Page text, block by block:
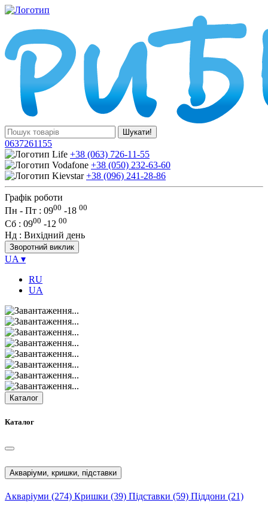
Шукати!
0637261155
+38 (063) 726-11-55
+38 (050) 232-63-60
+38 (096) 241-28-86
Графік роботи
Пн - Пт : 0900 -18 00
Сб : 0900 -12 00
Нд : Вихідний день
Зворотний виклик
UA ▾
RU
UA
Каталог
Каталог
Акваріуми, кришки, підставки
Акваріуми (274) Кришки (39) Підставки (59) Піддони (21)